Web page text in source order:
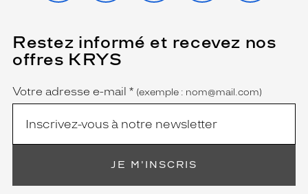
Restez informé et recevez nos
offres KRYS
Name
Votre adresse e-mail *
(Ce
champ
est
obligatoire)
(exemple : nom@mail.com)
JE M'INSCRIS